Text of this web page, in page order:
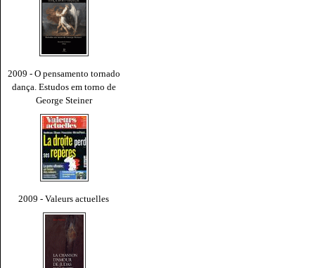
2009 - O pensamento tornado
dança. Estudos em torno de
George Steiner
2009 - Valeurs actuelles